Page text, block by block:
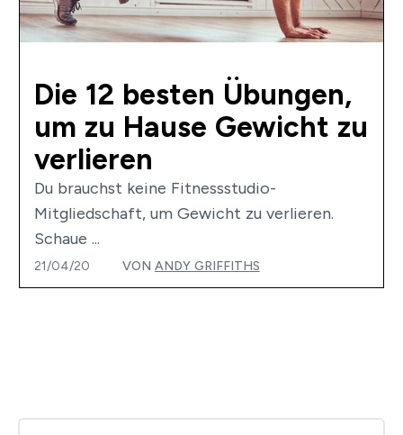
Die 12 besten Übungen,
um zu Hause Gewicht zu
verlieren
Du brauchst keine Fitnessstudio-
Mitgliedschaft, um Gewicht zu verlieren.
Schaue ...
21/04/20 VON ANDY GRIFFITHS